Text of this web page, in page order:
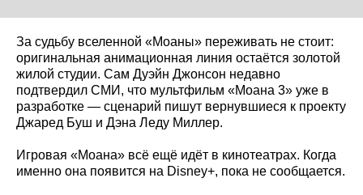
За судьбу вселенной «Моаны» переживать не стоит:
оригинальная анимационная линия остаётся золотой
жилой студии. Сам Дуэйн Джонсон недавно
подтвердил СМИ, что мультфильм «Моана 3» уже в
разработке — сценарий пишут вернувшиеся к проекту
Джаред Буш и Дэна Леду Миллер.
Игровая «Моана» всё ещё идёт в кинотеатрах. Когда
именно она появится на Disney+, пока не сообщается.